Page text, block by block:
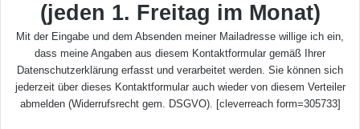
(jeden 1. Freitag im Monat)
Mit der Eingabe und dem Absenden meiner Mailadresse willige ich ein,
dass meine Angaben aus diesem Kontaktformular gemäß Ihrer
Datenschutzerklärung erfasst und verarbeitet werden. Sie können sich
jederzeit über dieses Kontaktformular auch wieder von diesem Verteiler
abmelden (Widerrufsrecht gem. DSGVO). [cleverreach form=305733]